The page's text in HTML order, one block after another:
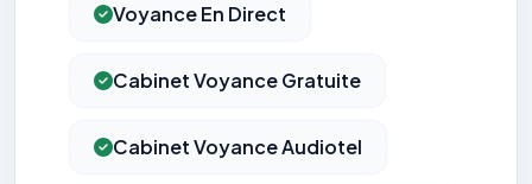
Voyance En Direct
Cabinet Voyance Gratuite
Cabinet Voyance Audiotel